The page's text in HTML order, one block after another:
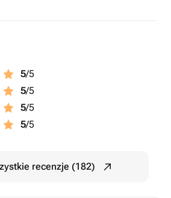
5/5
5/5
5/5
5/5
recenzje (182)